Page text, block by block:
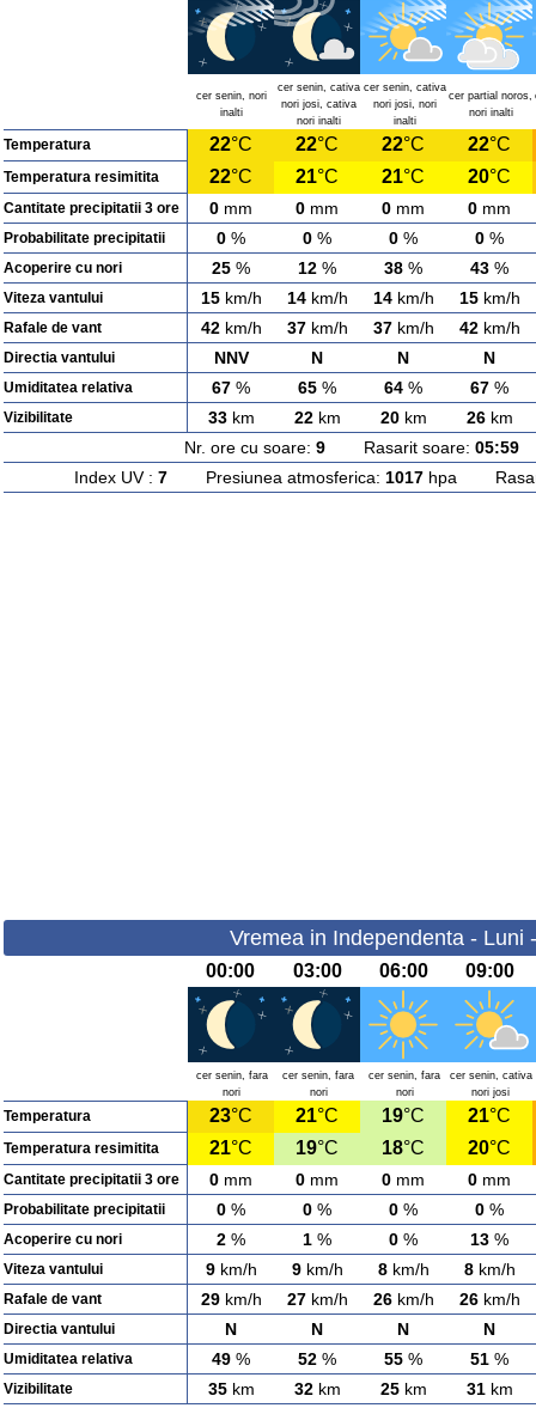
cer senin, nori
inalti
cer senin, cativa
nori josi, cativa
nori inalti
cer senin, cativa
nori josi, nori
inalti
cer partial noros,
nori inalti
Temperatura 22°C 22°C 22°C 22°C
Temperatura resimitita 22°C 21°C 21°C 20°C
Cantitate precipitatii 3 ore 0 mm 0 mm 0 mm 0 mm
Probabilitate precipitatii 0 % 0 % 0 % 0 %
Acoperire cu nori 25 % 12 % 38 % 43 %
Viteza vantului 15km/h 14km/h 14km/h 15km/h
Rafale de vant 42km/h 37km/h 37km/h 42km/h
Directia vantului NNV N N N
Umiditatea relativa 67 % 65 % 64 % 67 %
Vizibilitate 33km 22km 20km 26km
Nr. ore cu soare: 9Rasarit soare: 05:59
Index UV : 7Presiunea atmosferica: 1017hpa
Vremea in Independenta - Luni
00:00 03:00 06:00 09:00
cer senin, fara
nori
cer senin, fara
nori
cer senin, fara
nori
cer senin, cativa
nori josi
Temperatura 23°C 21°C 19°C 21°C
Temperatura resimitita 21°C 19°C 18°C 20°C
Cantitate precipitatii 3 ore 0 mm 0 mm 0 mm 0 mm
Probabilitate precipitatii 0 % 0 % 0 % 0 %
Acoperire cu nori 2 % 1 % 0 % 13 %
Viteza vantului 9km/h 9km/h 8km/h 8km/h
Rafale de vant 29km/h 27km/h 26km/h 26km/h
Directia vantului N N N N
Umiditatea relativa 49 % 52 % 55 % 51 %
Vizibilitate 35km 32km 25km 31km